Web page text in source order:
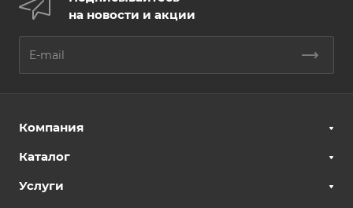
на новости и акции
Компания
Каталог
Услуги